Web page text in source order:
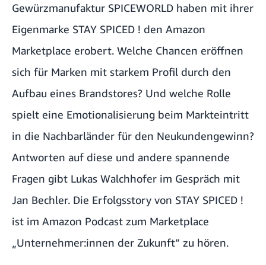
Gewürzmanufaktur SPICEWORLD haben mit ihrer
Eigenmarke STAY SPICED ! den Amazon
Marketplace erobert. Welche Chancen eröffnen
sich für Marken mit starkem Profil durch den
Aufbau eines Brandstores? Und welche Rolle
spielt eine Emotionalisierung beim Markteintritt
in die Nachbarländer für den Neukundengewinn?
Antworten auf diese und andere spannende
Fragen gibt Lukas Walchhofer im Gespräch mit
Jan Bechler. Die Erfolgsstory von STAY SPICED !
ist im Amazon Podcast zum Marketplace
„Unternehmer:innen der Zukunft” zu hören.